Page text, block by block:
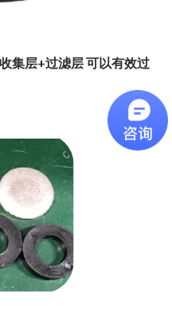
集层+过滤层 可以有效过